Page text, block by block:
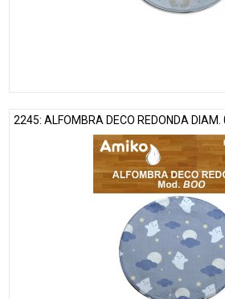
2245: ALFOMBRA DECO REDONDA DIAM.